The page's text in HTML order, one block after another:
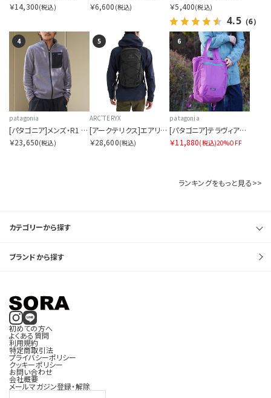
OTHERS
カラーを指定する
価格帯を指定する
商品ステータスを指定する
￥14,300(税込)
￥6,600 (税込)
￥5,400(税込)
4.5（6）
4
patagonia
[パタゴニア]メンズ・R1 エア・ジャケット
￥23,650(税込)
5
ARC'TERYX
[アークテリクス]エアリオス 18 バックパック
￥28,600(税込)
6
patagonia
[パタゴニア]テラヴィア・トート・パック 24L
￥11,880(税込)20%OFF
ランキングをもっと見る>>
カテゴリーから探す
ブランドから探す
初めての方へ
よくある質問
利用規約
特定商取引法
プライバシーポリシー
クッキーポリシー
お問い合わせ
会社概要
メールマガジン登録・解除